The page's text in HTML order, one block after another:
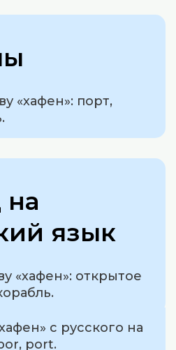
«хафен»: порт,
на
язык
«хафен»: открытое
с русского на
port.